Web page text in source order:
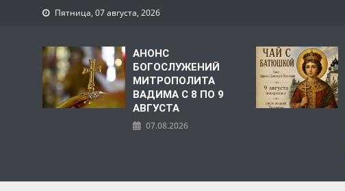
Пятница, 07 августа, 2026
АНОНС
БОГОСЛУЖЕНИЙ
МИТРОПОЛИТА
ВАДИМА С 8 ПО 9
АВГУСТА
07.08.2026